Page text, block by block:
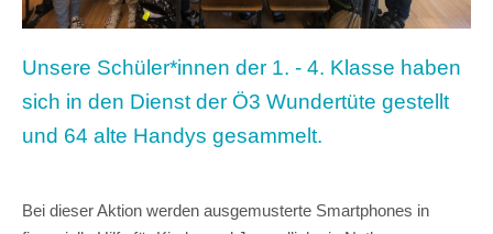
Unsere Schüler*innen der 1. - 4. Klasse haben
sich in den Dienst der Ö3 Wundertüte gestellt
und 64 alte Handys gesammelt.
Bei dieser Aktion werden ausgemusterte Smartphones in